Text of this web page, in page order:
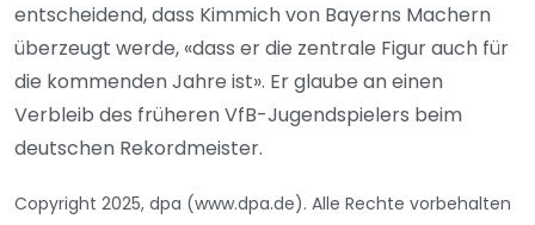
entscheidend, dass Kimmich von Bayerns Machern
überzeugt werde, «dass er die zentrale Figur auch für
die kommenden Jahre ist». Er glaube an einen
Verbleib des früheren VfB-Jugendspielers beim
deutschen Rekordmeister.
Copyright 2025, dpa (www.dpa.de). Alle Rechte vorbehalten